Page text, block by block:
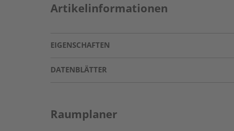
Artikelinformationen
EIGENSCHAFTEN
DATENBLÄTTER
Raumplaner